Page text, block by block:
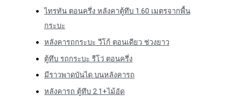
ไทรทัน ตอนครึ่ง หลังคาตู้ทึบ 1.60 เมตรจากพื้น
กระบะ
หลังคารถกระบะ วีโก้ ตอนเดียว ช่วงยาว
ตู้ทึบ รถกระบะ รีโว่ ตอนครึ่ง
มีราวพาดบันได บนหลังคารถ
หลังคารถ ตู้ทึบ 2.1+ไม้อัด